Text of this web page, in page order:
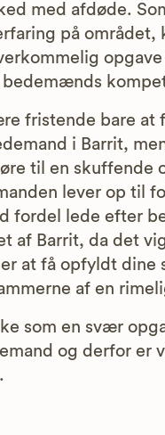
med afdøde.
på området,
fristende bare at
i Barrit,
til en skuffende
lever op til
fordel lede efter
af Barrit, da det
at få opfyldt dine
af en
som en svær
og derfor er